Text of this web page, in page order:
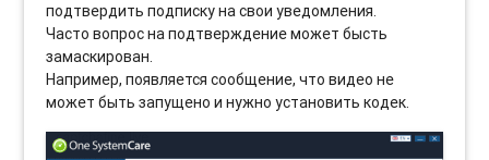
подтвердить подписку на свои уведомления.
Часто вопрос на подтверждение может бысть
замаскирован.
Например, появляется сообщение, что видео не
может быть запущено и нужно установить кодек.